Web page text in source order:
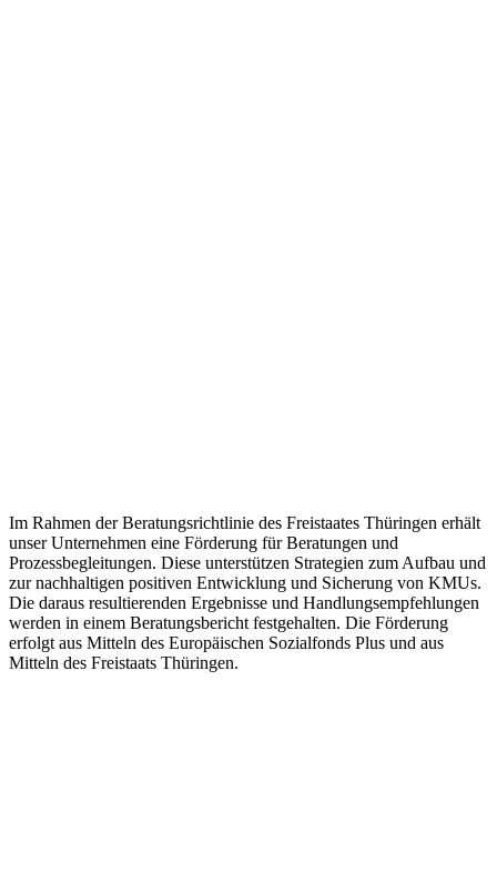
Im Rahmen der Beratungsrichtlinie des Freistaates Thüringen erhält
unser Unternehmen eine Förderung für Beratungen und
Prozessbegleitungen. Diese unterstützen Strategien zum Aufbau und
zur nachhaltigen positiven Entwicklung und Sicherung von KMUs.
Die daraus resultierenden Ergebnisse und Handlungsempfehlungen
werden in einem Beratungsbericht festgehalten. Die Förderung
erfolgt aus Mitteln des Europäischen Sozialfonds Plus und aus
Mitteln des Freistaats Thüringen.